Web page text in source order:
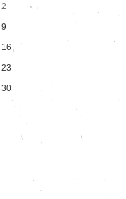
2
9
16
23
30